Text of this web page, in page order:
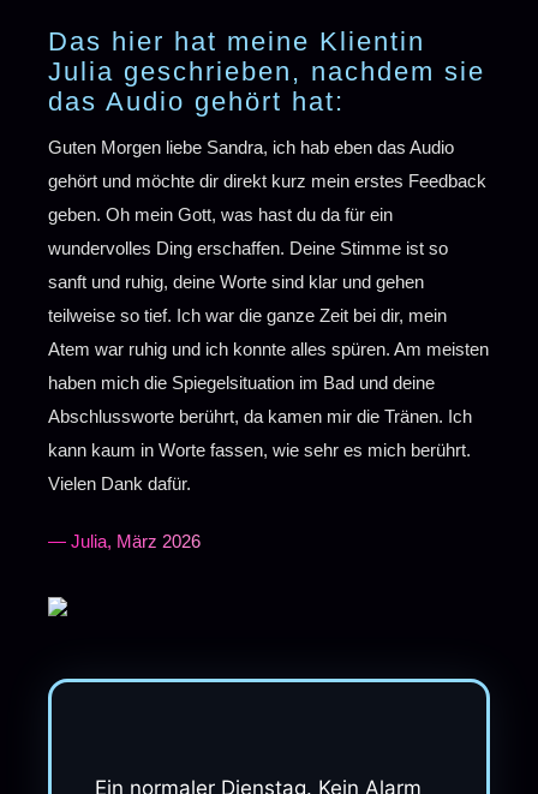
Das hier hat meine Klientin
Julia geschrieben, nachdem sie
das Audio gehört hat:
Guten Morgen liebe Sandra, ich hab eben das Audio
gehört und möchte dir direkt kurz mein erstes Feedback
geben. Oh mein Gott, was hast du da für ein
wundervolles Ding erschaffen. Deine Stimme ist so
sanft und ruhig, deine Worte sind klar und gehen
teilweise so tief. Ich war die ganze Zeit bei dir, mein
Atem war ruhig und ich konnte alles spüren. Am meisten
haben mich die Spiegelsituation im Bad und deine
Abschlussworte berührt, da kamen mir die Tränen. Ich
kann kaum in Worte fassen, wie sehr es mich berührt.
Vielen Dank dafür.
— Julia, März 2026
Ein normaler Dienstag. Kein Alarm